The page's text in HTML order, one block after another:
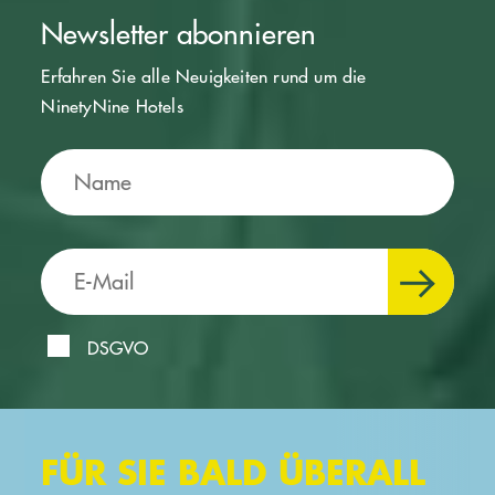
Newsletter abonnieren
Erfahren Sie alle Neuigkeiten rund um die
NinetyNine Hotels
DSGVO
FÜR SIE BALD ÜBERALL